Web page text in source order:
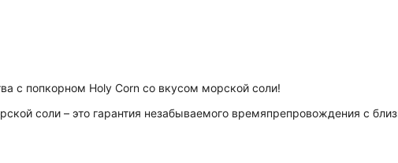
с попкорном Holy Corn со вкусом морской соли!
соли – это гарантия незабываемого времяпрепровождения с